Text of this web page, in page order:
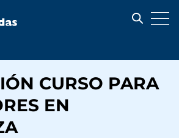
CURSO PARA
EN